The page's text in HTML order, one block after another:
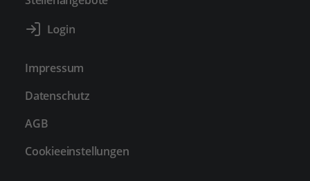
Impressum
Datenschutz
AGB
Cookieeinstellungen